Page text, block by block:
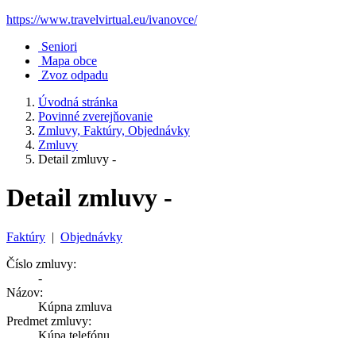
https://www.travelvirtual.eu/ivanovce/
Seniori
Mapa obce
Zvoz odpadu
Úvodná stránka
Povinné zverejňovanie
Zmluvy, Faktúry, Objednávky
Zmluvy
Detail zmluvy -
Detail zmluvy -
Faktúry | Objednávky
Číslo zmluvy:
-
Názov:
Kúpna zmluva
Predmet zmluvy:
Kúpa telefónu